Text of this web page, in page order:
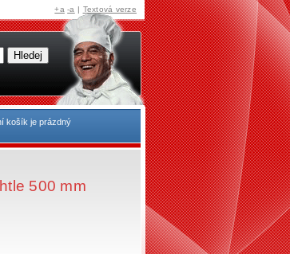
košík je prázdný
500 mm
+a -a | Textová verze